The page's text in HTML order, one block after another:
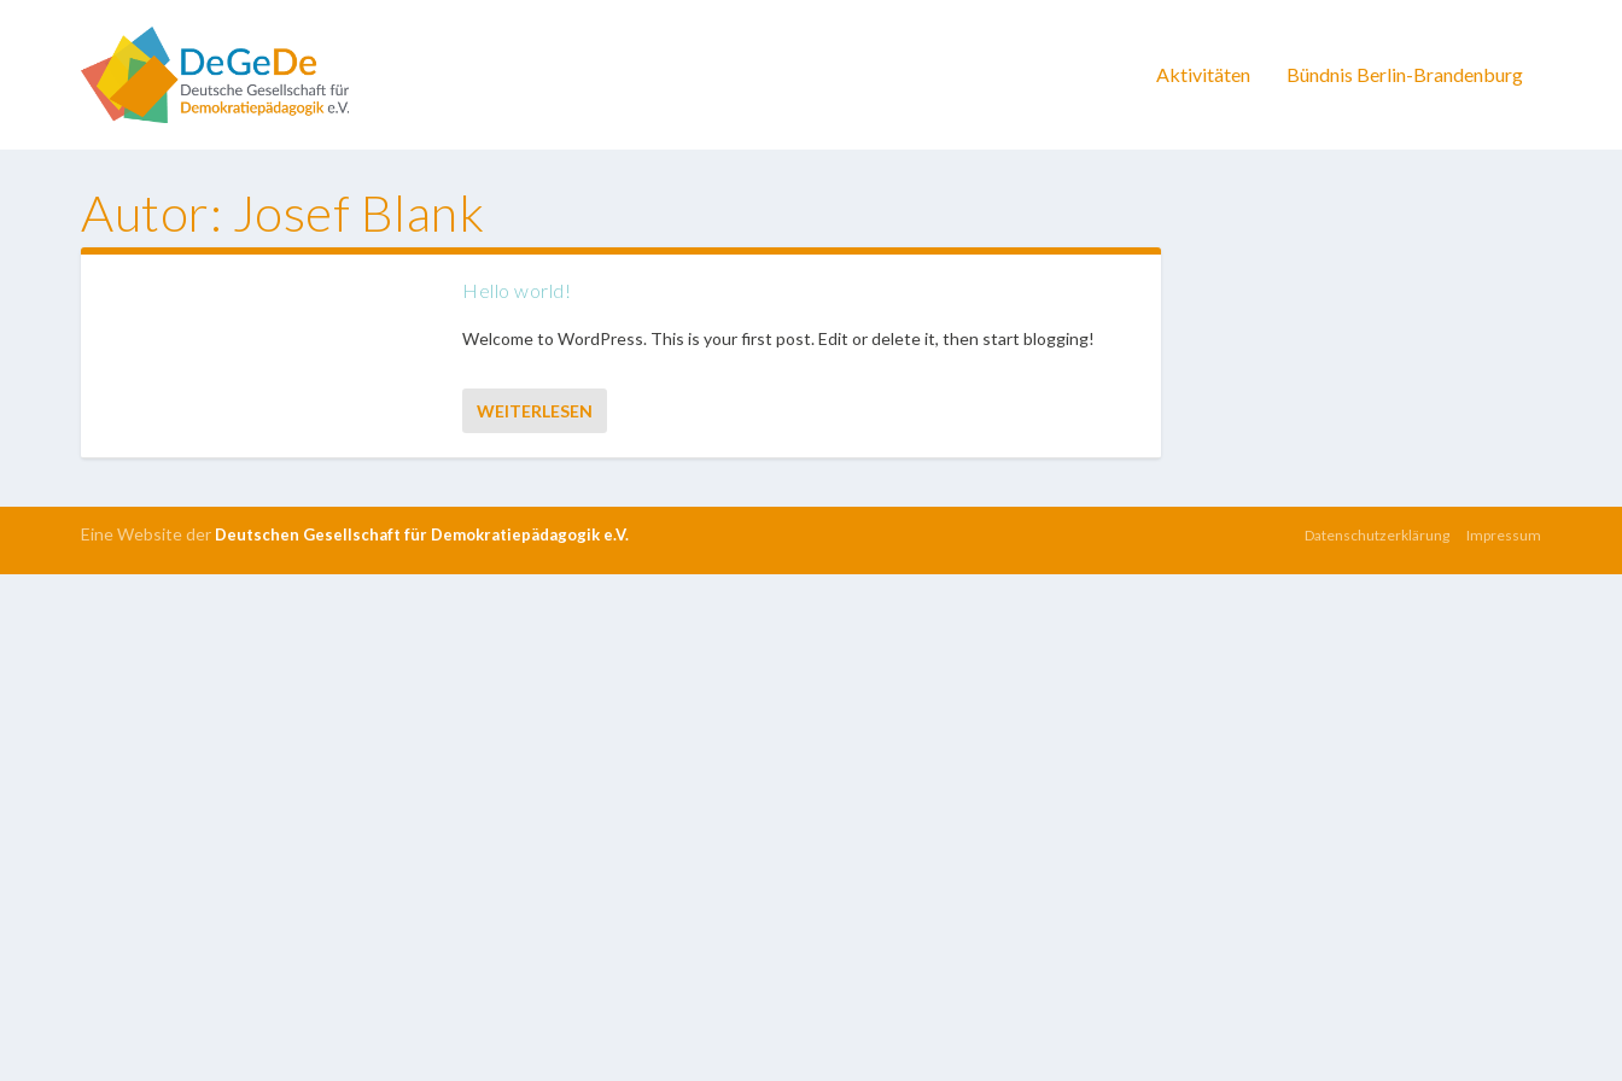
Aktivitäten Bündnis Berlin-Brandenburg
Autor: Josef Blank
Hello world!
Welcome to WordPress. This is your first post. Edit or delete it, then start blogging!
WEITERLESEN
Eine Website der Deutschen Gesellschaft für Demokratiepädagogik e.V. Datenschutzerklärung Impressum